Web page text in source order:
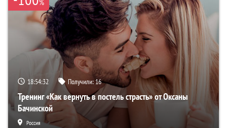
%
18:54:31 Получили:16
Тренинг «Как вернуть в постель страсть» от Оксаны
Бачинской
Россия